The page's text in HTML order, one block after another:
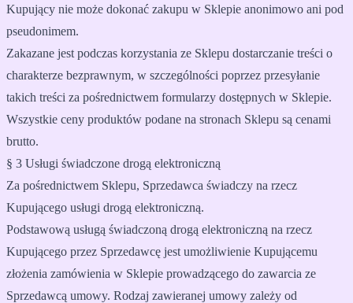
Kupujący nie może dokonać zakupu w Sklepie anonimowo ani pod
pseudonimem.
Zakazane jest podczas korzystania ze Sklepu dostarczanie treści o
charakterze bezprawnym, w szczególności poprzez przesyłanie
takich treści za pośrednictwem formularzy dostępnych w Sklepie.
Wszystkie ceny produktów podane na stronach Sklepu są cenami
brutto.
§ 3 Usługi świadczone drogą elektroniczną
Za pośrednictwem Sklepu, Sprzedawca świadczy na rzecz
Kupującego usługi drogą elektroniczną.
Podstawową usługą świadczoną drogą elektroniczną na rzecz
Kupującego przez Sprzedawcę jest umożliwienie Kupującemu
złożenia zamówienia w Sklepie prowadzącego do zawarcia ze
Sprzedawcą umowy. Rodzaj zawieranej umowy zależy od